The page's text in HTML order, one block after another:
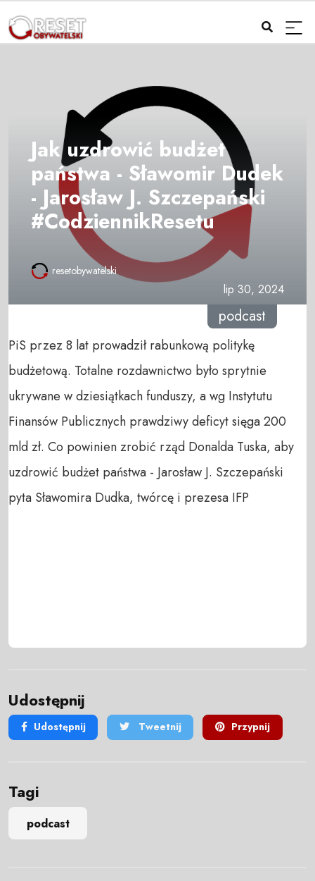
Jak uzdrowić budżet
państwa - Sławomir Dudek
- Jarosław J. Szczepański
#CodziennikResetu
resetobywatelski
lip 30, 2024
podcast
PiS przez 8 lat prowadził rabunkową politykę
budżetową. Totalne rozdawnictwo było sprytnie
ukrywane w dziesiątkach funduszy, a wg Instytutu
Finansów Publicznych prawdziwy deficyt sięga 200
mld zł. Co powinien zrobić rząd Donalda Tuska, aby
uzdrowić budżet państwa - Jarosław J. Szczepański
pyta Sławomira Dudka, twórcę i prezesa IFP
Udostępnij
Udostępnij Tweetnij Przypnij
Tagi
podcast